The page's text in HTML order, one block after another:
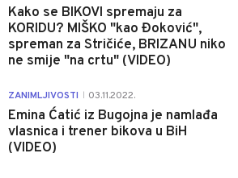
Kako se BIKOVI spremaju za
KORIDU? MIŠKO "kao Đoković",
spreman za Stričiće, BRIZANU niko
ne smije "na crtu" (VIDEO)
ZANIMLJIVOSTI 03.11.2022.
Emina Ćatić iz Bugojna je namlađa
vlasnica i trener bikova u BiH
(VIDEO)